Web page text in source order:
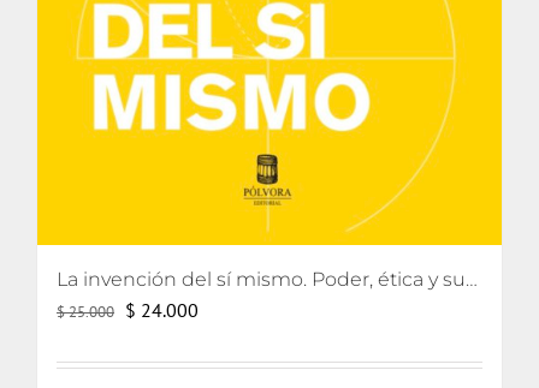
La invención del sí mismo. Poder, ética y subjetivación
$25.000 El
original
$ 24.000
actual